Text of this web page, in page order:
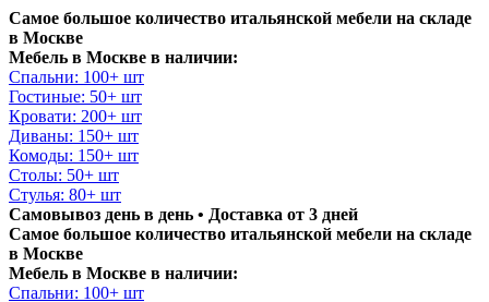
Самое большое количество итальянской мебели на складе
в Москве
Мебель в Москве в наличии:
Спальни: 100+ шт
Гостиные: 50+ шт
Кровати: 200+ шт
Диваны: 150+ шт
Комоды: 150+ шт
Столы: 50+ шт
Стулья: 80+ шт
Самовывоз день в день • Доставка от 3 дней
Самое большое количество итальянской мебели на складе
в Москве
Мебель в Москве в наличии:
Спальни: 100+ шт